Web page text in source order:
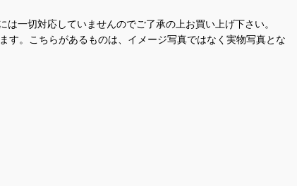
一切対応していませんのでご了承の上お買い上げ下さい。
す。こちらがあるものは、イメージ写真ではなく実物写真とな